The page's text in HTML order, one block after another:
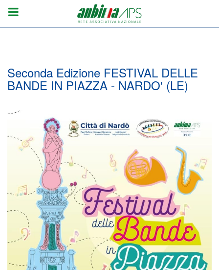
Seconda Edizione FESTIVAL DELLE
BANDE IN PIAZZA - NARDO' (LE)